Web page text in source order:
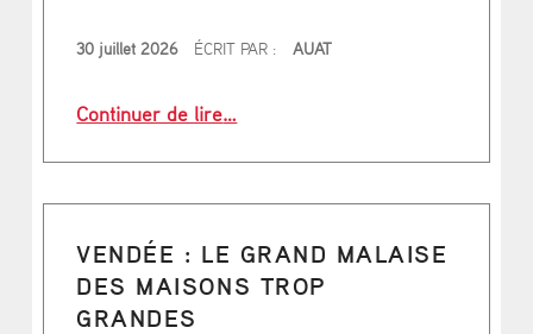
L
H
O
30 juillet 2026 ÉCRIT PAR : AUAT
Continuer de lire…
VENDÉE : LE GRAND MALAISE
DES MAISONS TROP
GRANDES